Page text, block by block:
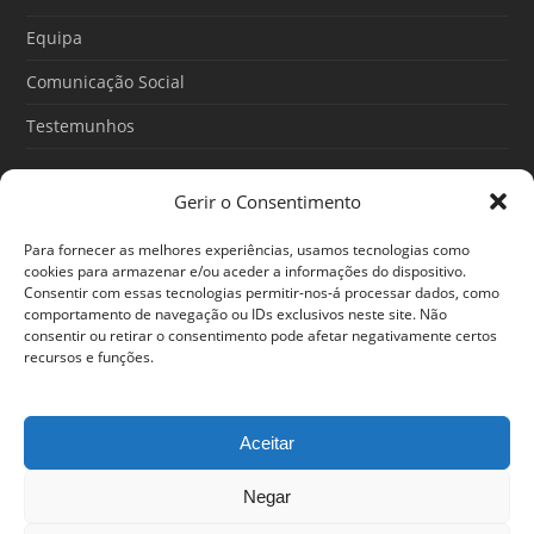
Gerir o Consentimento
Para fornecer as melhores experiências, usamos tecnologias como
cookies para armazenar e/ou aceder a informações do dispositivo.
Consentir com essas tecnologias permitir-nos-á processar dados, como
comportamento de navegação ou IDs exclusivos neste site. Não
consentir ou retirar o consentimento pode afetar negativamente certos
recursos e funções.
Aceitar
Negar
k a
Equipa
Comunicação Social
Testemunhos
O Poder do Subconsciente: esse poder é teu
30/06/2026
Ansiedade: cuidar de si antes que o alerta tome conta da
sua vida
© 2024 Em Forma. Todos os direitos reservados